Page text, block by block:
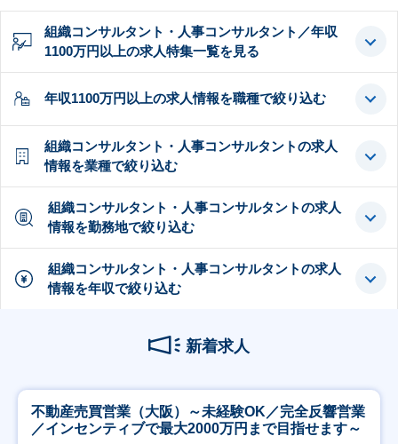
組織コンサルタント・人事コンサルタント／年収
1100万円以上の求人特集一覧を見る
年収1100万円以上の求人情報を職種で絞り込む
組織コンサルタント・人事コンサルタントの求人
情報を業種で絞り込む
組織コンサルタント・人事コンサルタントの求人
情報を勤務地で絞り込む
組織コンサルタント・人事コンサルタントの求人
情報を年収で絞り込む
新着求人
不動産売買営業（大阪）～未経験OK／完全反響営業
／インセンティブで最大2000万円まで目指せます～